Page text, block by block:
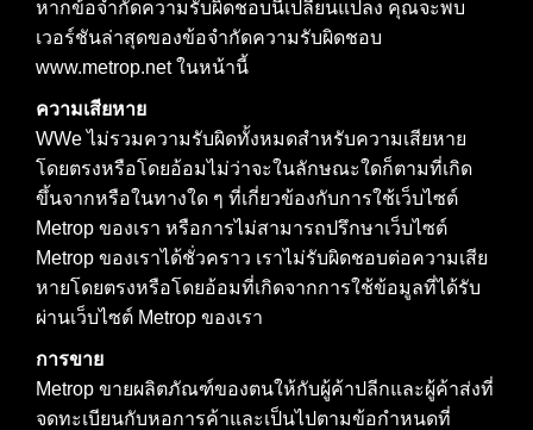
หากข้อจำกัดความรับผิดชอบนี้เปลี่ยนแปลง คุณจะพบ
เวอร์ชันล่าสุดของข้อจำกัดความรับผิดชอบ
www.metrop.net ในหน้านี้
ความเสียหาย
WWe ไม่รวมความรับผิดทั้งหมดสำหรับความเสียหาย
โดยตรงหรือโดยอ้อมไม่ว่าจะในลักษณะใดก็ตามที่เกิด
ขึ้นจากหรือในทางใด ๆ ที่เกี่ยวข้องกับการใช้เว็บไซต์
Metrop ของเรา หรือการไม่สามารถปรึกษาเว็บไซต์
Metrop ของเราได้ชั่วคราว เราไม่รับผิดชอบต่อความเสีย
หายโดยตรงหรือโดยอ้อมที่เกิดจากการใช้ข้อมูลที่ได้รับ
ผ่านเว็บไซต์ Metrop ของเรา
การขาย
Metrop ขายผลิตภัณฑ์ของตนให้กับผู้ค้าปลีกและผู้ค้าส่งที่
จดทะเบียนกับหอการค้าและเป็นไปตามข้อกำหนดที่